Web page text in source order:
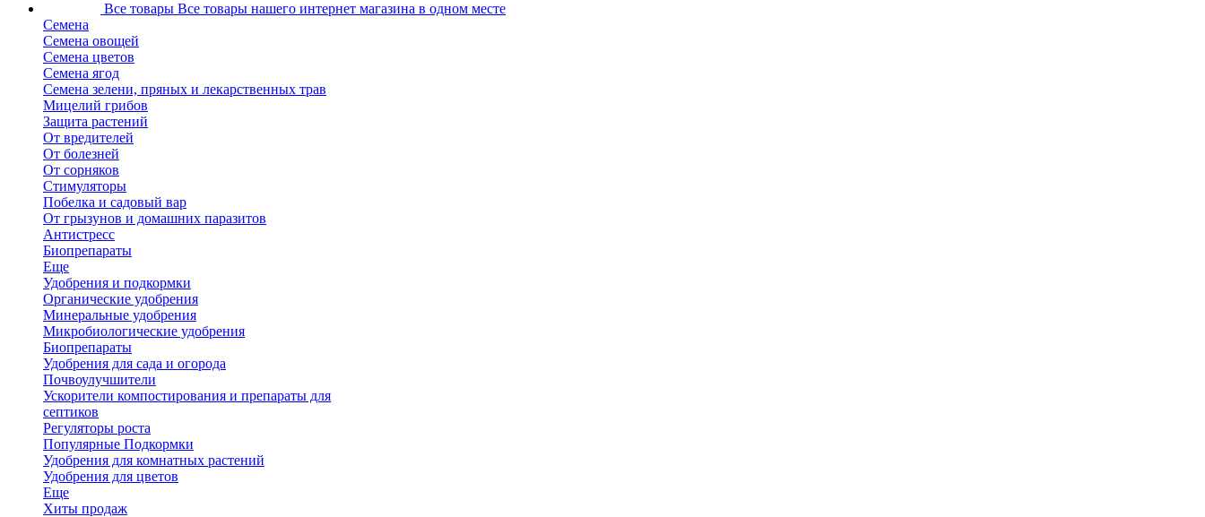
Все товары Все товары нашего интернет магазина в одном месте
Семена
Семена овощей
Семена цветов
Семена ягод
Семена зелени, пряных и лекарственных трав
Мицелий грибов
Защита растений
От вредителей
От болезней
От сорняков
Стимуляторы
Побелка и садовый вар
От грызунов и домашних паразитов
Антистресс
Биопрепараты
Еще
Удобрения и подкормки
Органические удобрения
Минеральные удобрения
Микробиологические удобрения
Биопрепараты
Удобрения для сада и огорода
Почвоулучшители
Ускорители компостирования и препараты для
септиков
Регуляторы роста
Популярные Подкормки
Удобрения для комнатных растений
Удобрения для цветов
Еще
Хиты продаж